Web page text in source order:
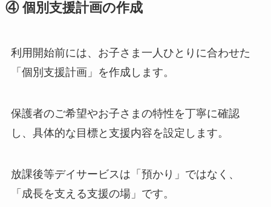
④ 個別支援計画の作成
利用開始前には、お子さま一人ひとりに合わせた
「個別支援計画」を作成します。
保護者のご希望やお子さまの特性を丁寧に確認
し、具体的な目標と支援内容を設定します。
放課後等デイサービスは「預かり」ではなく、
「成長を支える支援の場」です。